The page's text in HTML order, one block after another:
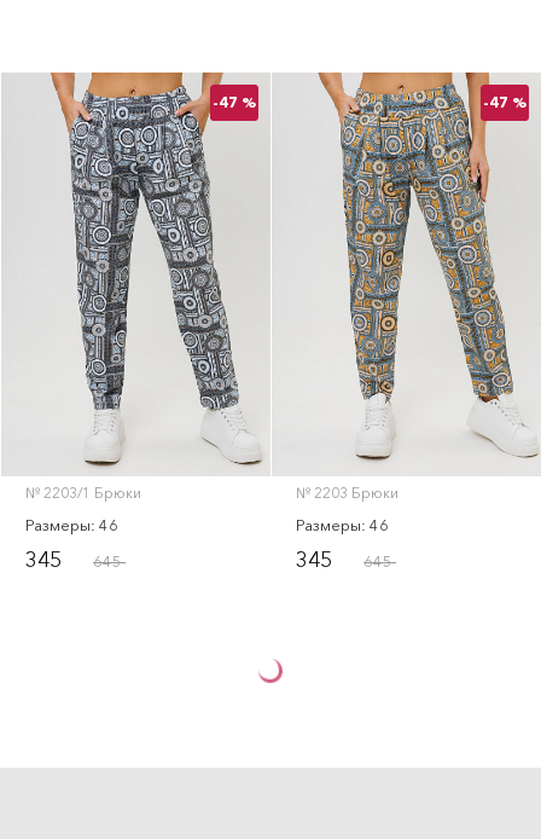
-47 %
№ 2203/1 Брюки
Размеры: 46
345 645
-47 %
№ 2203 Брюки
Размеры: 46
345 645